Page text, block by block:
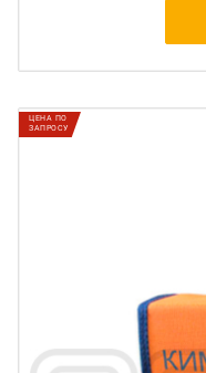
ЦЕНА ПО
ЗАПРОСУ